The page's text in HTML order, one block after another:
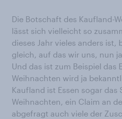
Die Botschaft des Kaufland-
lässt sich vielleicht so
dieses Jahr vieles anders ist,
gleich, auf das wir uns, nun
Und das ist zum Beispiel das
Weihnachten wird ja
Kaufland ist Essen sogar das
Weihnachten, ein Claim an
abgefragt auch viele der